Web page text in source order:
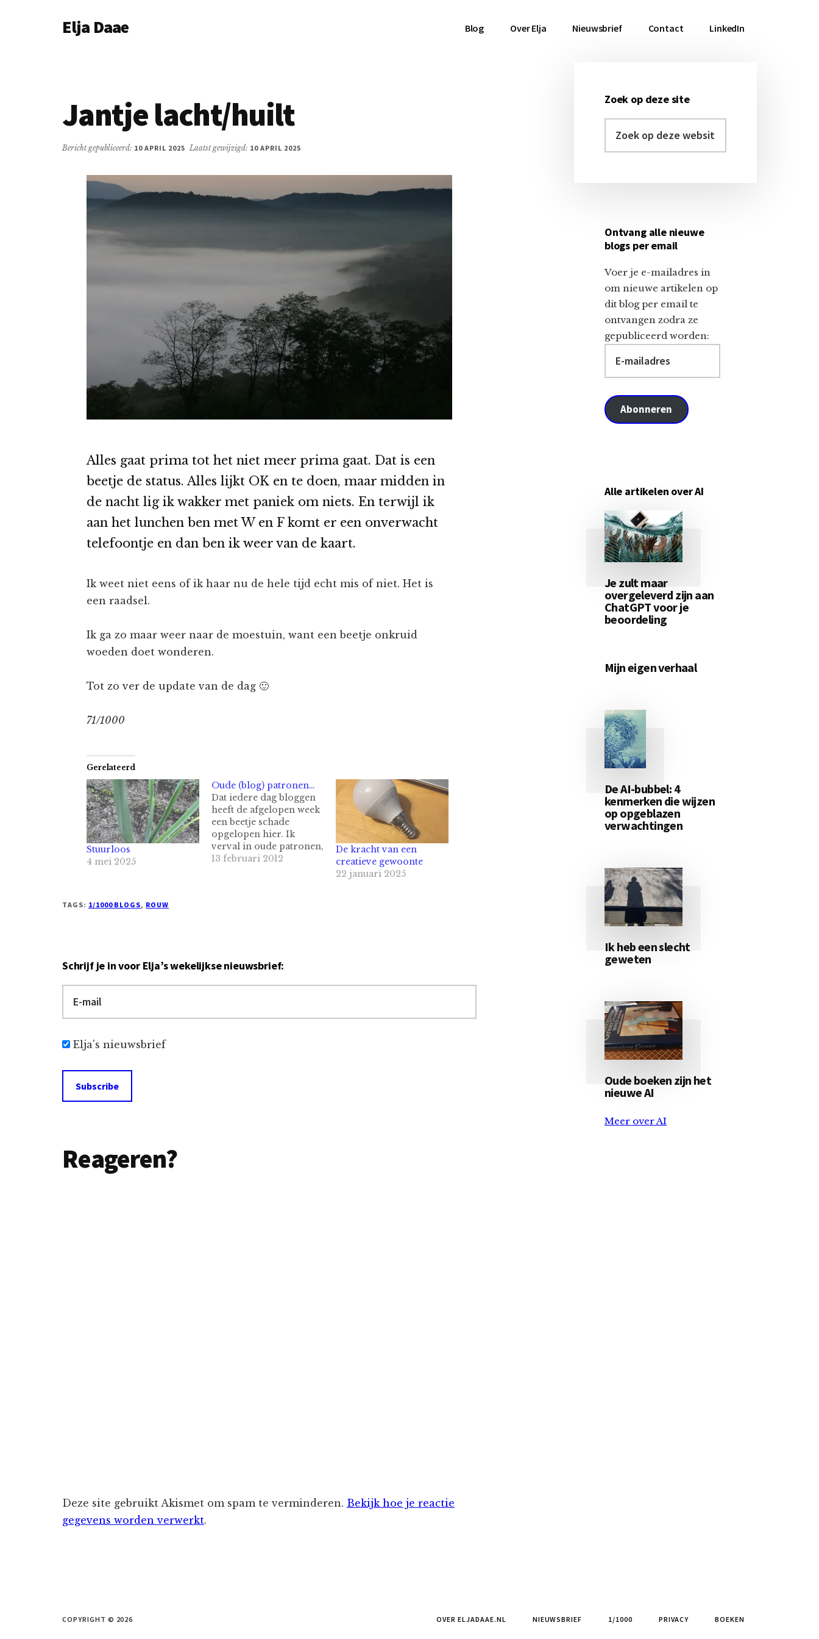
Additional
Elja Daae Blog Over Elja Nieuwsbrief Contact LinkedIn
Jantje lacht/huilt
Bericht gepubliceerd: 10 APRIL 2025 Laatst gewijzigd: 10 APRIL 2025
Alles gaat prima tot het niet meer prima gaat. Dat is een
beetje de status. Alles lijkt OK en te doen, maar midden in
de nacht lig ik wakker met paniek om niets. En terwijl ik
aan het lunchen ben met W en F komt er een onverwacht
telefoontje en dan ben ik weer van de kaart.
Ik weet niet eens of ik haar nu de hele tijd echt mis of niet. Het is
een raadsel.
Ik ga zo maar weer naar de moestuin, want een beetje onkruid
woeden doet wonderen.
Tot zo ver de update van de dag 🙂
71/1000
Gerelateerd
Stuurloos
4 mei 2025
Oude (blog) patronen…
Dat iedere dag bloggen
heeft de afgelopen week
een beetje schade
opgelopen hier. Ik
verval in oude patronen,
lijkt het. Tijd om te
13 februari 2012
De kracht van een
creatieve gewoonte
22 januari 2025
TAGS: 1/1000 BLOGS, ROUW
Schrijf je in voor Elja’s wekelijkse nieuwsbrief:
Elja's nieuwsbrief
Lees
Reageren?
Deze site gebruikt Akismet om spam te verminderen. Bekijk hoe je reactie
gegevens worden verwerkt.
Primaire
Sidebar
Zoek op deze site
Ontvang alle nieuwe
blogs per email
Voer je e-mailadres in
om nieuwe artikelen op
dit blog per email te
ontvangen zodra ze
gepubliceerd worden:
mailadres
Abonneren
Alle artikelen over AI
Je zult maar
overgeleverd zijn aan
ChatGPT voor je
beoordeling
Mijn eigen verhaal
De AI-bubbel: 4
kenmerken die wijzen
op opgeblazen
verwachtingen
Ik heb een slecht
geweten
Oude boeken zijn het
nieuwe AI
Meer over AI
OVER ELJADAAE.NL NIEUWSBRIEF 1/1000 PRIVACY BOEKEN
COPYRIGHT © 2026